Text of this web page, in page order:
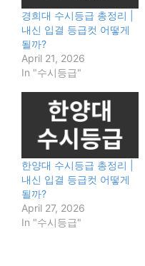
경희대 수시등급 총정리 |
내신 입결 등급컷 어떻게
될까?
April 21, 2026
In "수시등급"
한양대 수시등급 총정리 |
내신 입결 등급컷 어떻게
될까?
April 27, 2026
In "수시등급"